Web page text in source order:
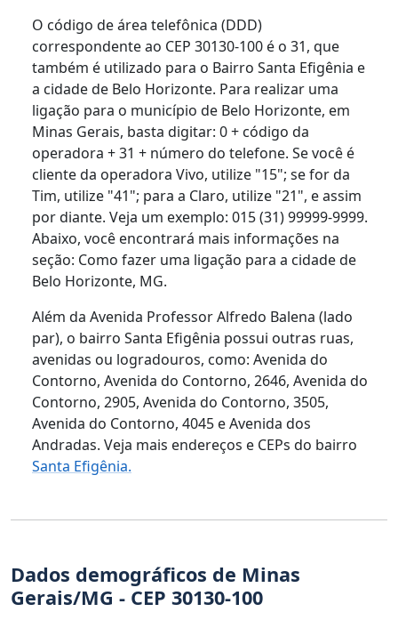
O código de área telefônica (DDD)
correspondente ao CEP 30130-100 é o 31, que
também é utilizado para o Bairro Santa Efigênia e
a cidade de Belo Horizonte. Para realizar uma
ligação para o município de Belo Horizonte, em
Minas Gerais, basta digitar: 0 + código da
operadora + 31 + número do telefone. Se você é
cliente da operadora Vivo, utilize "15"; se for da
Tim, utilize "41"; para a Claro, utilize "21", e assim
por diante. Veja um exemplo: 015 (31) 99999-9999.
Abaixo, você encontrará mais informações na
seção: Como fazer uma ligação para a cidade de
Belo Horizonte, MG.
Além da Avenida Professor Alfredo Balena (lado
par), o bairro Santa Efigênia possui outras ruas,
avenidas ou logradouros, como: Avenida do
Contorno, Avenida do Contorno, 2646, Avenida do
Contorno, 2905, Avenida do Contorno, 3505,
Avenida do Contorno, 4045 e Avenida dos
Andradas. Veja mais endereços e CEPs do bairro
Santa Efigênia.
Dados demográficos de Minas
Gerais/MG - CEP 30130-100